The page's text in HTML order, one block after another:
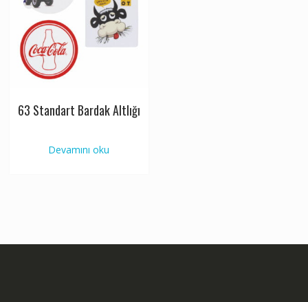
63 Standart Bardak Altlığı
Devamını oku